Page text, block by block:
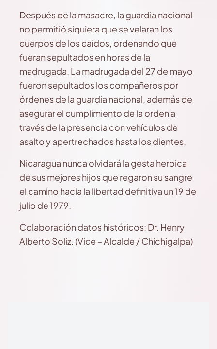
Después de la masacre, la guardia nacional
no permitió siquiera que se velaran los
cuerpos de los caídos, ordenando que
fueran sepultados en horas de la
madrugada. La madrugada del 27 de mayo
fueron sepultados los compañeros por
órdenes de la guardia nacional, además de
asegurar el cumplimiento de la orden a
través de la presencia con vehículos de
asalto y apertrechados hasta los dientes.
Nicaragua nunca olvidará la gesta heroica
de sus mejores hijos que regaron su sangre
el camino hacia la libertad definitiva un 19 de
julio de 1979.
Colaboración datos históricos: Dr. Henry
Alberto Soliz. (Vice – Alcalde / Chichigalpa)